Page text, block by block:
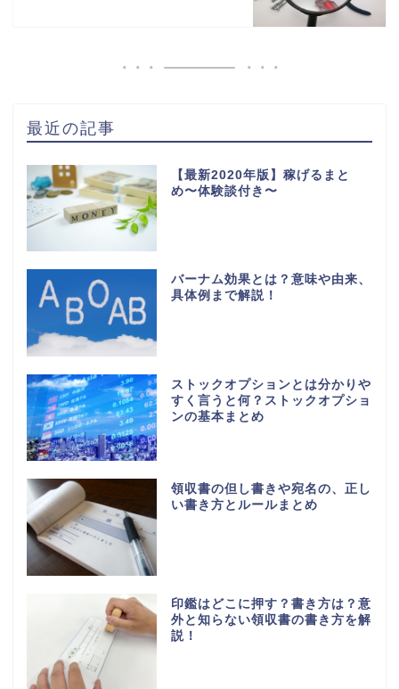
最近の記事
【最新2020年版】稼げるまと
め〜体験談付き〜
バーナム効果とは？意味や由来、
具体例まで解説！
ストックオプションとは分かりや
すく言うと何？ストックオプショ
ンの基本まとめ
領収書の但し書きや宛名の、正し
い書き方とルールまとめ
印鑑はどこに押す？書き方は？意
外と知らない領収書の書き方を解
説！